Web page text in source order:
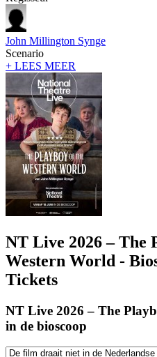
John Millington Synge
Scenario
+ LEES MEER
NT Live 2026 – The
Western World -
Tickets
NT Live 2026 – The
in de bioscoop